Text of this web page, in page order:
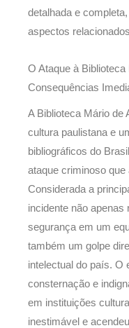
detalhada e
aspectos
O Ataque à
Consequências
A Biblioteca Mário de
cultura paulistana e
bibliográficos do
ataque criminoso que
Considerada a
incidente não apenas
segurança em um
também um golpe
intelectual do país. O
consternação e
em instituições
inestimável e